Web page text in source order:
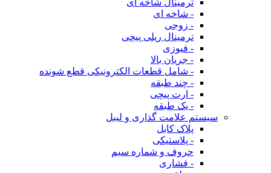
ترمینال شاخه ای
- شاخه ای
- زوجی
ترمینال ریلی پیچی
- فیوزی
- جریان بالا
- شامل قطعات الکترونیکی قطع شونده
- چند طبقه
- ارت پیچی
- یک طبقه
سیستم علامت گذاری و لیبل
پلاک کابل
- پلاستیکی
حروف و شماره سیم
- فشاری